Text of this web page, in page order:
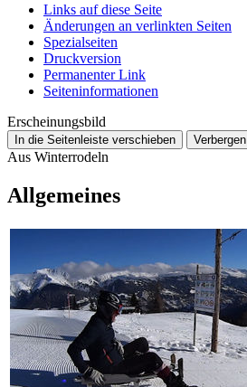
Links auf diese Seite
Änderungen an verlinkten Seiten
Spezialseiten
Druckversion
Permanenter Link
Seiten­­informationen
Erscheinungsbild
In die Seitenleiste verschieben Verbergen
Aus Winterrodeln
Allgemeines